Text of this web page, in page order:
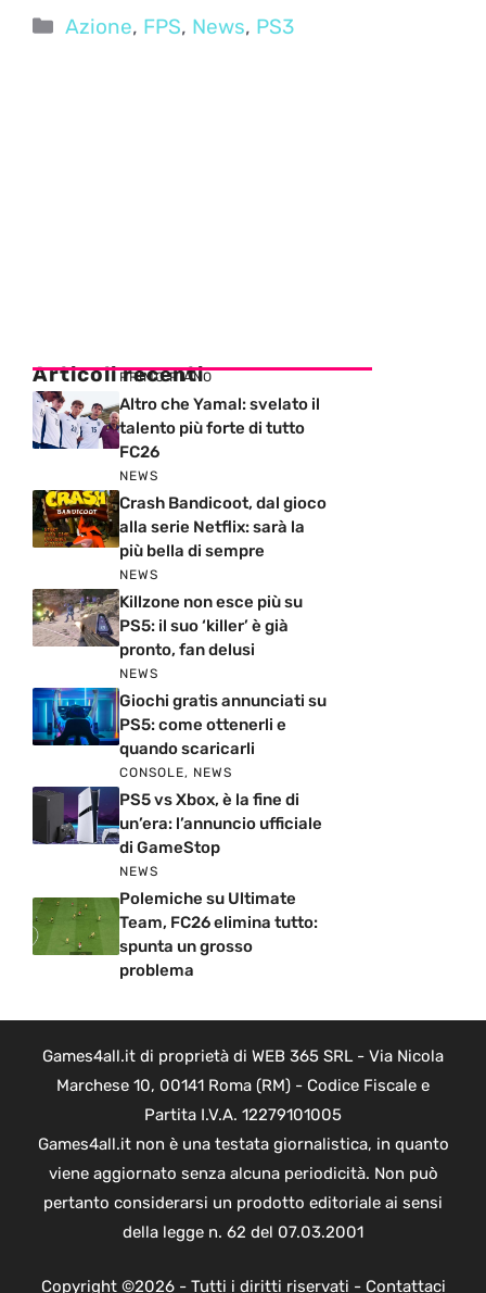
Categorie
Azione, FPS, News, PS3
Articoli recenti
PRIMO PIANO
Altro che Yamal: svelato il
talento più forte di tutto
FC26
NEWS
Crash Bandicoot, dal gioco
alla serie Netflix: sarà la
più bella di sempre
NEWS
Killzone non esce più su
PS5: il suo ‘killer’ è già
pronto, fan delusi
NEWS
Giochi gratis annunciati su
PS5: come ottenerli e
quando scaricarli
CONSOLE, NEWS
PS5 vs Xbox, è la fine di
un’era: l’annuncio ufficiale
di GameStop
NEWS
Polemiche su Ultimate
Team, FC26 elimina tutto:
spunta un grosso
problema
Games4all.it di proprietà di WEB 365 SRL - Via Nicola
Marchese 10, 00141 Roma (RM) - Codice Fiscale e
Partita I.V.A. 12279101005
Games4all.it non è una testata giornalistica, in quanto
viene aggiornato senza alcuna periodicità. Non può
pertanto considerarsi un prodotto editoriale ai sensi
della legge n. 62 del 07.03.2001
Copyright ©2026 - Tutti i diritti riservati - Contattaci